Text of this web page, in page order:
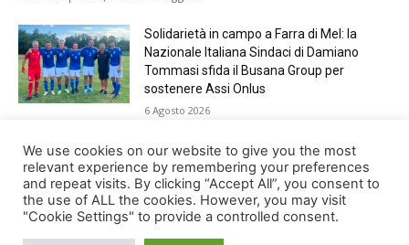
Solidarietà in campo a Farra di Mel: la
Nazionale Italiana Sindaci di Damiano
Tommasi sfida il Busana Group per
sostenere Assi Onlus
6 Agosto 2026
Shade, Dolcenera, Merk&Kremont,
Benji&Fede e molti altri, giovedì sera a
Jesolo con Radio Bella&Monella
5 Agosto 2026
We use cookies on our website to give you the most
relevant experience by remembering your preferences
and repeat visits. By clicking “Accept All”, you consent to
the use of ALL the cookies. However, you may visit
"Cookie Settings" to provide a controlled consent.